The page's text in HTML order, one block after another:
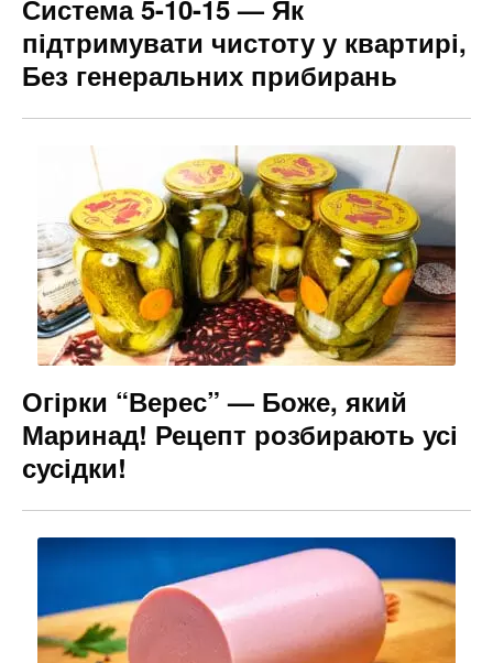
Система 5-10-15 — Як
підтримувати чистоту у квартирі,
Без генеральних прибирань
Огірки “Верес” — Боже, який
Маринад! Рецепт розбирають усі
сусідки!